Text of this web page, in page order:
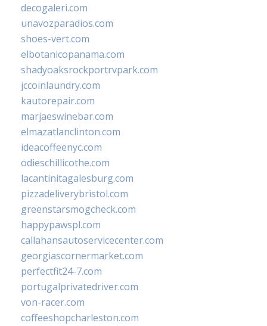
decogaleri.com
unavozparadios.com
shoes-vert.com
elbotanicopanama.com
shadyoaksrockportrvpark.com
jccoinlaundry.com
kautorepair.com
marjaeswinebar.com
elmazatlanclinton.com
ideacoffeenyc.com
odieschillicothe.com
lacantinitagalesburg.com
pizzadeliverybristol.com
greenstarsmogcheck.com
happypawspl.com
callahansautoservicecenter.com
georgiascornermarket.com
perfectfit24-7.com
portugalprivatedriver.com
von-racer.com
coffeeshopcharleston.com